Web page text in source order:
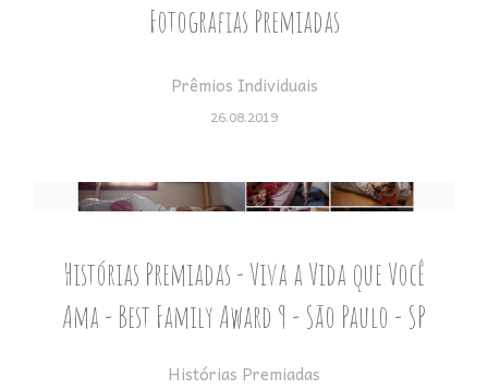
Fotografias Premiadas
Prêmios Individuais
26.08.2019
Histórias Premiadas - Viva a Vida que Você
Ama - Best Family Award 9 - São Paulo - SP
Histórias Premiadas